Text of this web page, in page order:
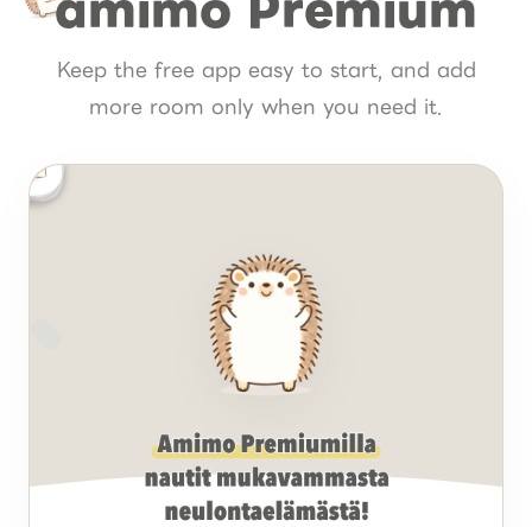
Keep the free app easy to start, and add
more room only when you need it.